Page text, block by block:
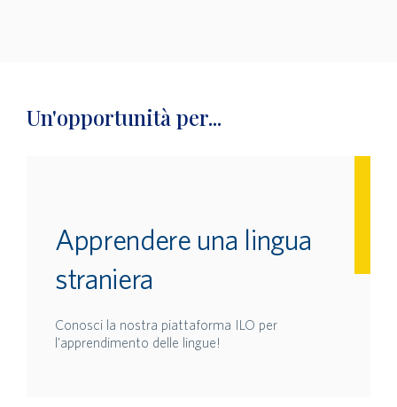
Un'opportunità per...
Apprendere una lingua
straniera
Conosci la nostra piattaforma ILO per
l'apprendimento delle lingue!